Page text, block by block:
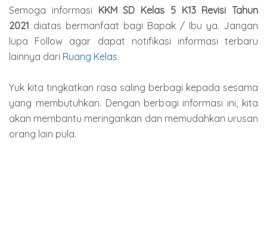
Semoga informasi KKM SD Kelas 5 K13 Revisi Tahun
2021 diatas bermanfaat bagi Bapak / Ibu ya. Jangan
lupa Follow agar dapat notifikasi informasi terbaru
lainnya dari Ruang Kelas.
Yuk kita tingkatkan rasa saling berbagi kepada sesama
yang membutuhkan. Dengan berbagi informasi ini, kita
akan membantu meringankan dan memudahkan urusan
orang lain pula.